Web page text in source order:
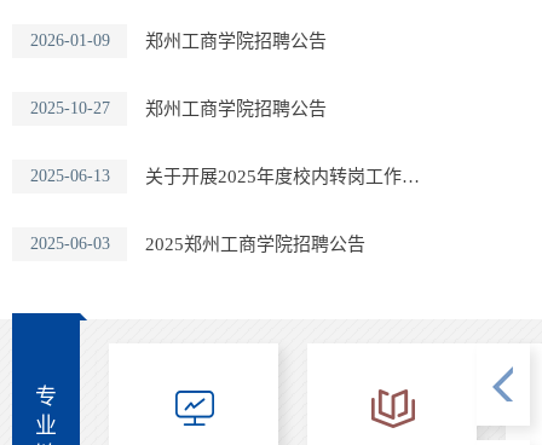
2026-01-09 郑州工商学院招聘公告
2025-10-27 郑州工商学院招聘公告
2025-06-13 关于开展2025年度校内转岗工作的通知
2025-06-03 2025郑州工商学院招聘公告
专
业